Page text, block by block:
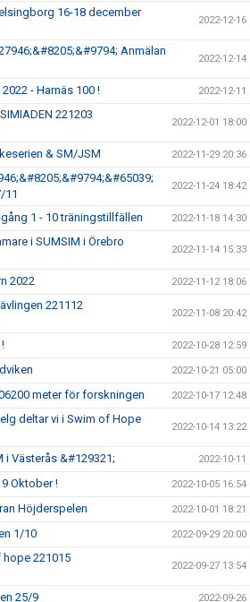
16-18 december
2022-12-16
Anmälan
2022-12-14
- Harnäs 100 ! 2022-12-11
221203
2022-12-01 18:00
& SM/JSM 2022-11-29 20:36
11
2022-11-24 18:42
1 - 10 träningstillfällen 2022-11-18 14:30
i SUMSIM i Örebro
2022-11-14 15:33
2022 2022-11-12 18:06
221112
2022-11-08 20:42
2022-10-28 12:59
2022-10-21 05:00
meter för forskningen 2022-10-17 12:48
deltar vi i Swim of Hope
2022-10-14 13:22
i Västerås &#129321; 2022-10-11
Oktober ! 2022-10-05 16:54
Höjderspelen 2022-10-01 18:21
1/10 2022-09-29 20:00
221015
2022-09-27 13:54
25/9 2022-09-26